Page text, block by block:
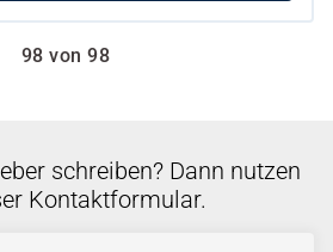
98 von 98
schreiben? Dann nutzen
Kontaktformular.